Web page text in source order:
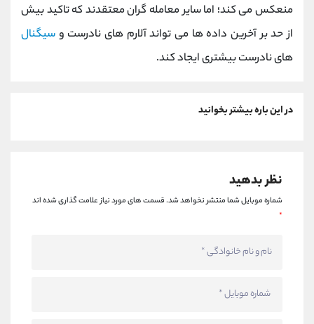
منعکس می کند؛ اما سایر معامله گران معتقدند که تاکید بیش
از حد بر آخرین داده ها می تواند آلارم های نادرست و سیگنال
های نادرست بیشتری ایجاد کند.
در این باره بیشتر بخوانید
نظر بدهید
شماره موبایل شما منتشر نخواهد شد.قسمت های مورد نیاز علامت گذاری شده اند
*